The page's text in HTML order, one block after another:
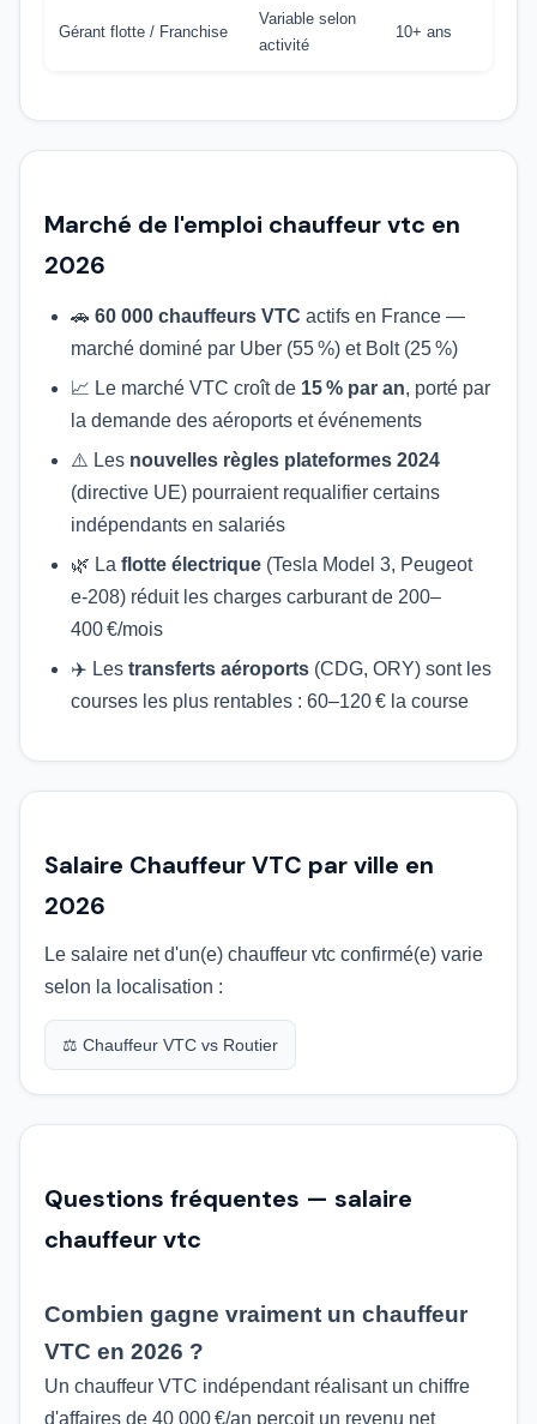
Gérant flotte / Franchise
Variable selon
activité
10+ ans
Marché de l'emploi chauffeur vtc en
2026
🚗 60 000 chauffeurs VTC actifs en France —
marché dominé par Uber (55 %) et Bolt (25 %)
📈 Le marché VTC croît de 15 % par an, porté par
la demande des aéroports et événements
⚠️ Les nouvelles règles plateformes 2024
(directive UE) pourraient requalifier certains
indépendants en salariés
🌿 La flotte électrique (Tesla Model 3, Peugeot
e-208) réduit les charges carburant de 200–
400 €/mois
✈️ Les transferts aéroports (CDG, ORY) sont les
courses les plus rentables : 60–120 € la course
Salaire Chauffeur VTC par ville en
2026
Le salaire net d'un(e) chauffeur vtc confirmé(e) varie
selon la localisation :
⚖️ Chauffeur VTC vs Routier
Questions fréquentes — salaire
chauffeur vtc
Combien gagne vraiment un chauffeur
VTC en 2026 ?
Un chauffeur VTC indépendant réalisant un chiffre
d'affaires de 40 000 €/an perçoit un revenu net